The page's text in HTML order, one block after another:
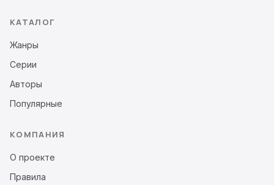
КАТАЛОГ
Жанры
Серии
Авторы
Популярные
КОМПАНИЯ
О проекте
Правила